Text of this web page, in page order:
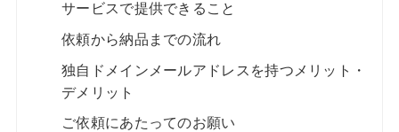
サービスで提供できること
依頼から納品までの流れ
独自ドメインメールアドレスを持つメリット・
デメリット
ご依頼にあたってのお願い